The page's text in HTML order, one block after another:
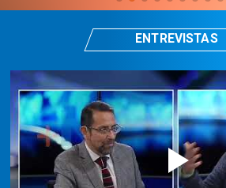
ENTREVISTAS